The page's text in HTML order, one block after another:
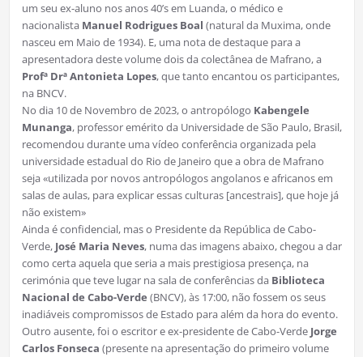
um seu ex-aluno nos anos 40’s em Luanda, o médico e
nacionalista Manuel Rodrigues Boal (natural da Muxima, onde
nasceu em Maio de 1934). E, uma nota de destaque para a
apresentadora deste volume dois da colectânea de Mafrano, a
Profª Drª Antonieta Lopes, que tanto encantou os participantes,
na BNCV.
No dia 10 de Novembro de 2023, o antropólogo Kabengele
Munanga, professor emérito da Universidade de São Paulo, Brasil,
recomendou durante uma vídeo conferência organizada pela
universidade estadual do Rio de Janeiro que a obra de Mafrano
seja «utilizada por novos antropólogos angolanos e africanos em
salas de aulas, para explicar essas culturas [ancestrais], que hoje já
não existem»
Ainda é confidencial, mas o Presidente da República de Cabo-
Verde, José Maria Neves, numa das imagens abaixo, chegou a dar
como certa aquela que seria a mais prestigiosa presença, na
cerimónia que teve lugar na sala de conferências da Biblioteca
Nacional de Cabo-Verde (BNCV), às 17:00, não fossem os seus
inadiáveis compromissos de Estado para além da hora do evento.
Outro ausente, foi o escritor e ex-presidente de Cabo-Verde Jorge
Carlos Fonseca (presente na apresentação do primeiro volume